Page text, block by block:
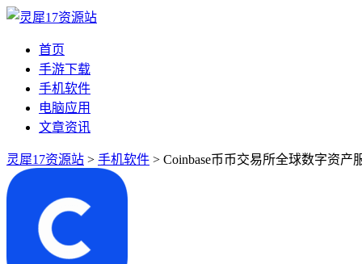
首页
手游下载
手机软件
电脑应用
文章资讯
灵犀17资源站 > 手机软件 > Coinbase币币交易所全球数字资产